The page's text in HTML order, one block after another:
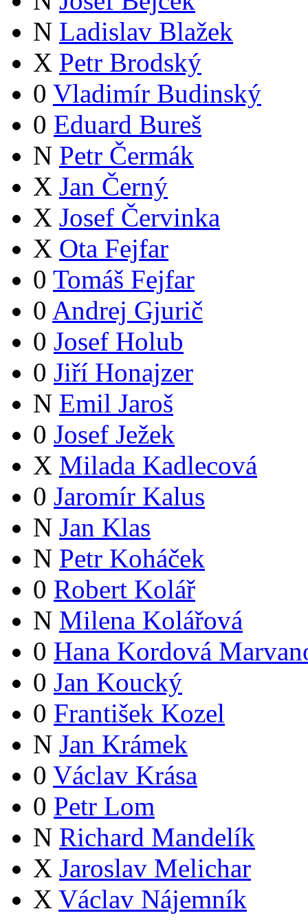
N Ladislav Blažek
X Petr Brodský
0 Vladimír Budinský
0 Eduard Bureš
N Petr Čermák
X Jan Černý
X Josef Červinka
X Ota Fejfar
0 Tomáš Fejfar
0 Andrej Gjurič
0 Josef Holub
0 Jiří Honajzer
N Emil Jaroš
0 Josef Ježek
X Milada Kadlecová
0 Jaromír Kalus
N Jan Klas
N Petr Koháček
0 Robert Kolář
N Milena Kolářová
0 Hana Kordová
0 Jan Koucký
0 František Kozel
N Jan Krámek
0 Václav Krása
0 Petr Lom
N Richard Mandelík
X Jaroslav Melichar
X Václav Nájemník